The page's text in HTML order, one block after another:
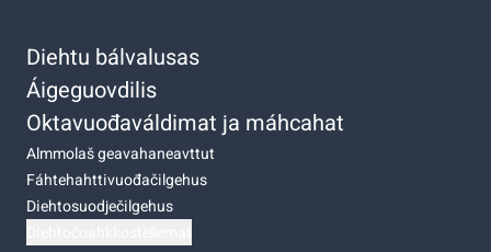
Diehtu bálvalusas
Áigeguovdilis
Oktavuođaváldimat ja máhcahat
Almmolaš geavahaneavttut
Fáhtehahttivuođačilgehus
Diehtosuodječilgehus